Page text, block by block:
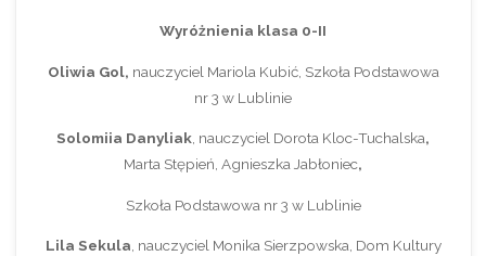
Wyróżnienia klasa 0-II
Oliwia Gol, nauczyciel Mariola Kubić, Szkoła Podstawowa
nr 3 w Lublinie
Solomiia Danyliak, nauczyciel Dorota Kloc-Tuchalska,
Marta Stępień, Agnieszka Jabłoniec,
Szkoła Podstawowa nr 3 w Lublinie
Lila Sekula, nauczyciel Monika Sierzpowska, Dom Kultury